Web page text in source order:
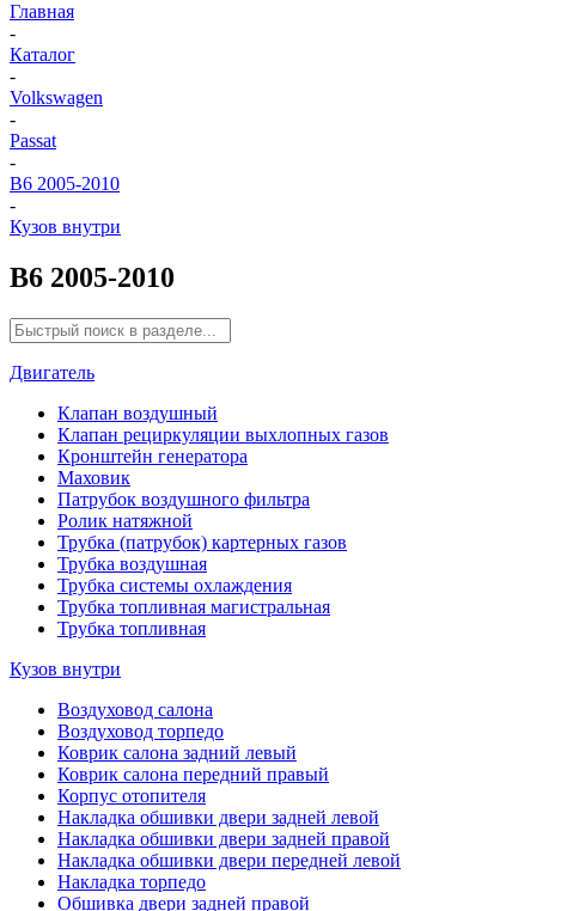
Главная
-
Каталог
-
Volkswagen
-
Passat
-
B6 2005-2010
-
Кузов внутри
B6 2005-2010
Двигатель
Клапан воздушный
Клапан рециркуляции выхлопных газов
Кронштейн генератора
Маховик
Патрубок воздушного фильтра
Ролик натяжной
Трубка (патрубок) картерных газов
Трубка воздушная
Трубка системы охлаждения
Трубка топливная магистральная
Трубка топливная
Кузов внутри
Воздуховод салона
Воздуховод торпедо
Коврик салона задний левый
Коврик салона передний правый
Корпус отопителя
Накладка обшивки двери задней левой
Накладка обшивки двери задней правой
Накладка обшивки двери передней левой
Накладка торпедо
Обшивка двери задней правой